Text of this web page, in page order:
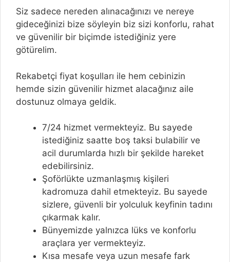
Siz sadece nereden alınacağınızı ve nereye
gideceğinizi bize söyleyin biz sizi konforlu, rahat
ve güvenilir bir biçimde istediğiniz yere
götürelim.
Rekabetçi fiyat koşulları ile hem cebinizin
hemde sizin güvenilir hizmet alacağınız aile
dostunuz olmaya geldik.
7/24 hizmet vermekteyiz. Bu sayede
istediğiniz saatte boş taksi bulabilir ve
acil durumlarda hızlı bir şekilde hareket
edebilirsiniz.
Şoförlükte uzmanlaşmış kişileri
kadromuza dahil etmekteyiz. Bu sayede
sizlere, güvenli bir yolculuk keyfinin tadını
çıkarmak kalır.
Bünyemizde yalnızca lüks ve konforlu
araçlara yer vermekteyiz.
Kısa mesafe veya uzun mesafe fark